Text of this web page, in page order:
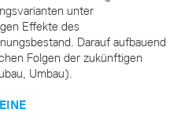
unter
Effekte des
Darauf aufbauend
Folgen der zukünftigen
Umbau).